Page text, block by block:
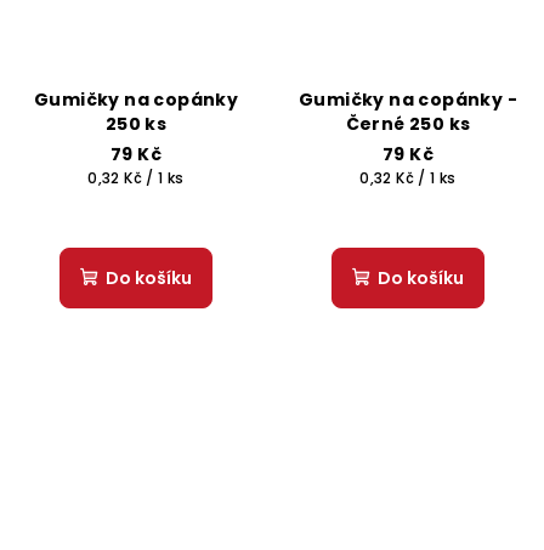
Gumičky na copánky
250 ks
79 Kč
Měrná
0,32 Kč / 1 ks
Do košíku
Gumičky na copánky -
Černé 250 ks
79 Kč
Měrná
0,32 Kč / 1 ks
Do košíku